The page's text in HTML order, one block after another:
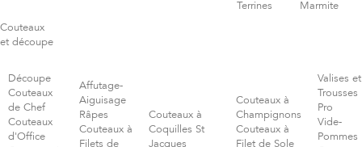
Terrines
Marmite
Couteaux
et découpe
Découpe
Couteaux
de Chef
Couteaux
d'Office
Affutage-
Aiguisage
Râpes
Couteaux à
Filets de
Couteaux à
Coquilles St
Jacques
Couteaux à
Champignons
Couteaux à
Filet de Sole
Valises et
Trousses
Pro
Vide-
Pommes